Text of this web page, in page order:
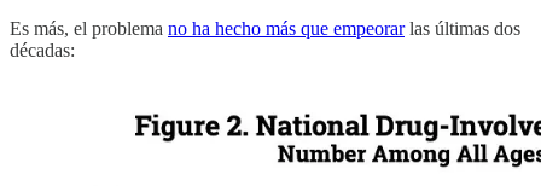
Es más, el problema no ha hecho más que empeorarlas últimas dos
décadas: